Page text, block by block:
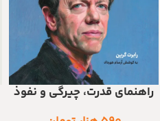
افزودن به سبد خرید
راهنمای قدرت، چیرگی و نفوذ